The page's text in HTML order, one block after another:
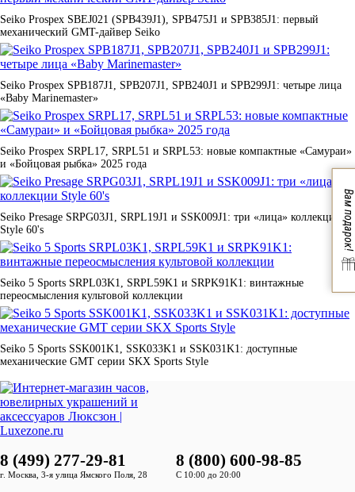
Seiko Prospex SBEJ021 (SPB439J1), SPB475J1 и SPB385J1: первый
механический GMT-дайвер Seiko
Seiko Prospex SPB187J1, SPB207J1, SPB240J1 и SPB299J1: четыре лица
«Baby Marinemaster»
Seiko Prospex SRPL17, SRPL51 и SRPL53: новые компактные «Самураи»
и «Бойцовая рыбка» 2025 года
Seiko Presage SRPG03J1, SRPL19J1 и SSK009J1: три «лица» коллекции
Style 60's
Seiko 5 Sports SRPL03K1, SRPL59K1 и SRPK91K1: винтажные
переосмысления культовой коллекции
Seiko 5 Sports SSK001K1, SSK033K1 и SSK031K1: доступные
механические GMT серии SKX Sports Style
8 (499) 277-29-81
г. Москва, 3-я улица Ямского Поля, 28
8 (800) 600-98-85
С 10:00 до 20:00
Вам подарок!